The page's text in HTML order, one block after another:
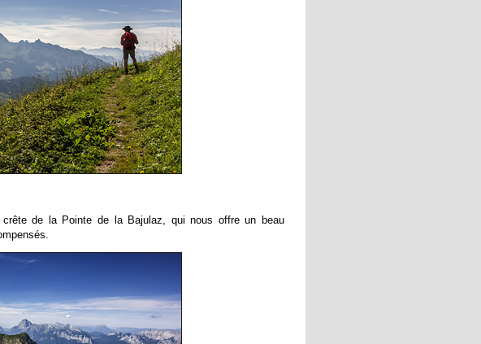
de la Pointe de la Bajulaz, qui nous offre un beau